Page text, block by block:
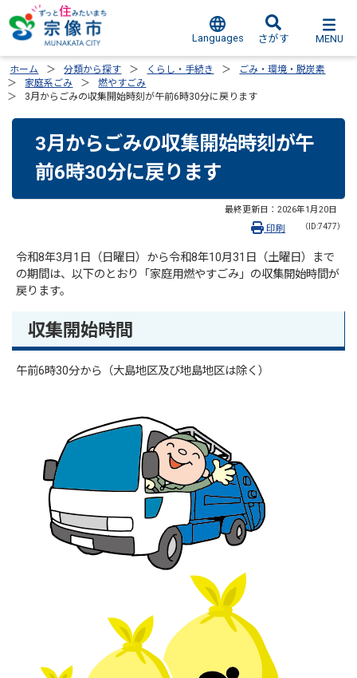
Languages さがす MENU
ホーム 分類から探す くらし・手続き
ごみ・環境・脱炭素
家庭系ごみ
燃やすごみ
3月からごみの収集開始時刻が午前6時30分に戻ります
3月からごみの収集開始時刻が午
前6時30分に戻ります
最終更新日： 2026年1月20日
（ID:7477）
印刷
令和8年3月1日（日曜日）から令和8年10月31日（土曜日）まで
の期間は、以下のとおり「家庭用燃やすごみ」の収集開始時間が
戻ります。
収集開始時間
午前6時30分から（大島地区及び地島地区は除く）